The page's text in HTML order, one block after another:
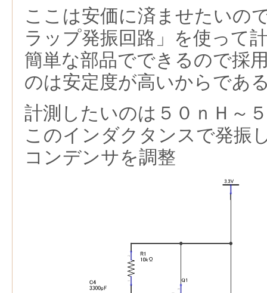
ここは安価に済ませたいの
ラップ発振回路」を使って
簡単な部品でできるので採
のは安定度が高いからであ
計測したいのは５０ｎＨ～
このインダクタンスで発振
コンデンサを調整